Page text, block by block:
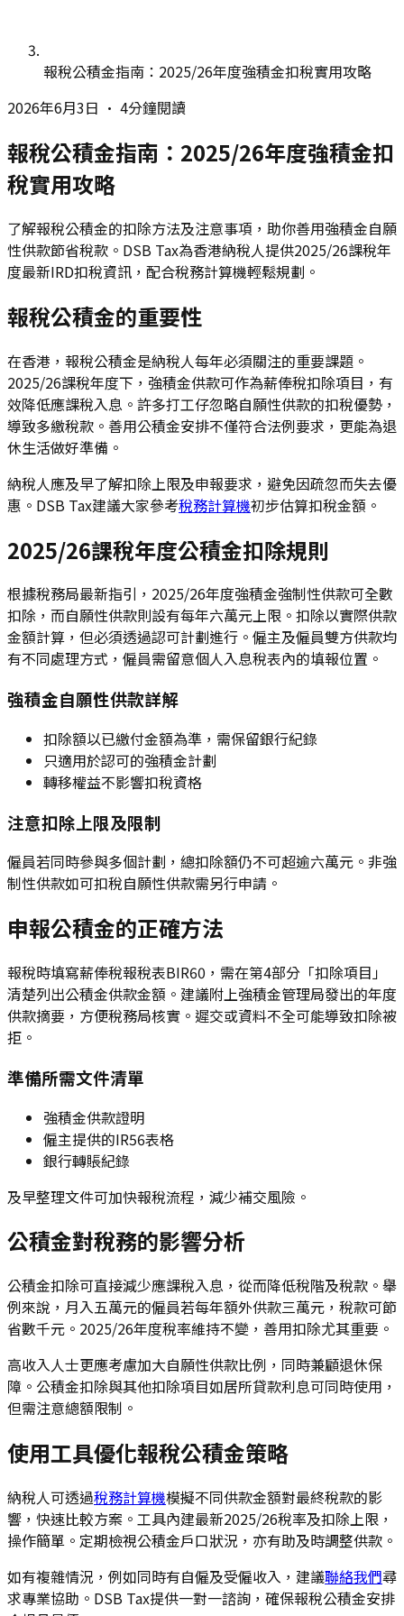
報稅公積金指南：2025/26年度強積金扣稅實用攻略
2026年6月3日 • 4分鐘閱讀
報稅公積金指南：2025/26年度強積金扣
稅實用攻略
了解報稅公積金的扣除方法及注意事項，助你善用強積金自願
性供款節省稅款。DSB Tax為香港納稅人提供2025/26課稅年
度最新IRD扣稅資訊，配合稅務計算機輕鬆規劃。
報稅公積金的重要性
在香港，報稅公積金是納稅人每年必須關注的重要課題。
2025/26課稅年度下，強積金供款可作為薪俸稅扣除項目，有
效降低應課稅入息。許多打工仔忽略自願性供款的扣稅優勢，
導致多繳稅款。善用公積金安排不僅符合法例要求，更能為退
休生活做好準備。
納稅人應及早了解扣除上限及申報要求，避免因疏忽而失去優
惠。DSB Tax建議大家參考稅務計算機初步估算扣稅金額。
2025/26課稅年度公積金扣除規則
根據稅務局最新指引，2025/26年度強積金強制性供款可全數
扣除，而自願性供款則設有每年六萬元上限。扣除以實際供款
金額計算，但必須透過認可計劃進行。僱主及僱員雙方供款均
有不同處理方式，僱員需留意個人入息稅表內的填報位置。
強積金自願性供款詳解
扣除額以已繳付金額為準，需保留銀行紀錄
只適用於認可的強積金計劃
轉移權益不影響扣稅資格
注意扣除上限及限制
僱員若同時參與多個計劃，總扣除額仍不可超逾六萬元。非強
制性供款如可扣稅自願性供款需另行申請。
申報公積金的正確方法
報稅時填寫薪俸稅報稅表BIR60，需在第4部分「扣除項目」
清楚列出公積金供款金額。建議附上強積金管理局發出的年度
供款摘要，方便稅務局核實。遲交或資料不全可能導致扣除被
拒。
準備所需文件清單
強積金供款證明
僱主提供的IR56表格
銀行轉賬紀錄
及早整理文件可加快報稅流程，減少補交風險。
公積金對稅務的影響分析
公積金扣除可直接減少應課稅入息，從而降低稅階及稅款。舉
例來說，月入五萬元的僱員若每年額外供款三萬元，稅款可節
省數千元。2025/26年度稅率維持不變，善用扣除尤其重要。
高收入人士更應考慮加大自願性供款比例，同時兼顧退休保
障。公積金扣除與其他扣除項目如居所貸款利息可同時使用，
但需注意總額限制。
使用工具優化報稅公積金策略
納稅人可透過稅務計算機模擬不同供款金額對最終稅款的影
響，快速比較方案。工具內建最新2025/26稅率及扣除上限，
操作簡單。定期檢視公積金戶口狀況，亦有助及時調整供款。
如有複雜情況，例如同時有自僱及受僱收入，建議聯絡我們尋
求專業協助。DSB Tax提供一對一諮詢，確保報稅公積金安排